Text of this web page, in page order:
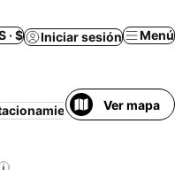
· $ Iniciar sesión Menú
Mascotas
Ver mapa